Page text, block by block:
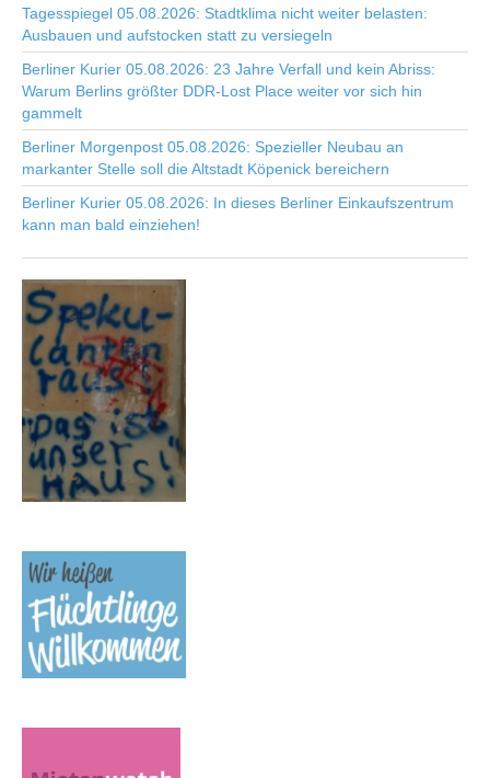
Tagesspiegel 05.08.2026: Stadtklima nicht weiter belasten:
Ausbauen und aufstocken statt zu versiegeln
Berliner Kurier 05.08.2026: 23 Jahre Verfall und kein Abriss:
Warum Berlins größter DDR-Lost Place weiter vor sich hin
gammelt
Berliner Morgenpost 05.08.2026: Spezieller Neubau an
markanter Stelle soll die Altstadt Köpenick bereichern
Berliner Kurier 05.08.2026: In dieses Berliner Einkaufszentrum
kann man bald einziehen!